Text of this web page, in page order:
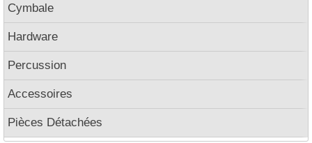
Cymbale
Hardware
Percussion
Accessoires
Pièces Détachées